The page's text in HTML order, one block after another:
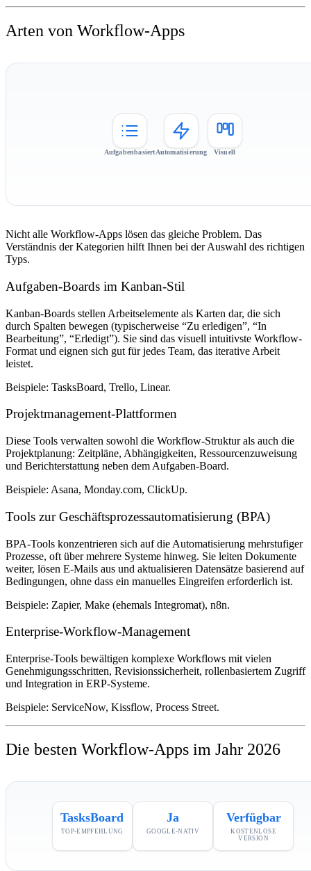
Arten von Workflow-Apps
AufgabenbasiertAutomatisierung Visuell
Nicht alle Workflow-Apps lösen das gleiche Problem. Das
Verständnis der Kategorien hilft Ihnen bei der Auswahl des richtigen
Typs.
Aufgaben-Boards im Kanban-Stil
Kanban-Boards stellen Arbeitselemente als Karten dar, die sich
durch Spalten bewegen (typischerweise “Zu erledigen”, “In
Bearbeitung”, “Erledigt”). Sie sind das visuell intuitivste Workflow-
Format und eignen sich gut für jedes Team, das iterative Arbeit
leistet.
Beispiele: TasksBoard, Trello, Linear.
Projektmanagement-Plattformen
Diese Tools verwalten sowohl die Workflow-Struktur als auch die
Projektplanung: Zeitpläne, Abhängigkeiten, Ressourcenzuweisung
und Berichterstattung neben dem Aufgaben-Board.
Beispiele: Asana, Monday.com, ClickUp.
Tools zur Geschäftsprozessautomatisierung (BPA)
BPA-Tools konzentrieren sich auf die Automatisierung mehrstufiger
Prozesse, oft über mehrere Systeme hinweg. Sie leiten Dokumente
weiter, lösen E-Mails aus und aktualisieren Datensätze basierend auf
Bedingungen, ohne dass ein manuelles Eingreifen erforderlich ist.
Beispiele: Zapier, Make (ehemals Integromat), n8n.
Enterprise-Workflow-Management
Enterprise-Tools bewältigen komplexe Workflows mit vielen
Genehmigungsschritten, Revisionssicherheit, rollenbasiertem Zugriff
und Integration in ERP-Systeme.
Beispiele: ServiceNow, Kissflow, Process Street.
Die besten Workflow-Apps im Jahr 2026
TasksBoard
TOP-EMPFEHLUNG
Ja
GOOGLE-NATIV
Verfügbar
KOSTENLOSE
VERSION